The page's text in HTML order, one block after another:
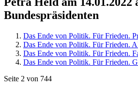
Bundespräsidenten
Das Ende von Politik. Für Frieden.
Das Ende von Politik. Für Frieden.
Das Ende von Politik. Für Frieden.
Das Ende von Politik. Für Frieden.
Seite 2 von 744